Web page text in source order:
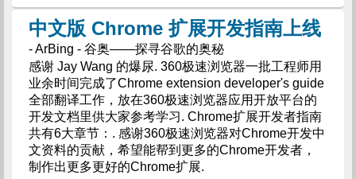
中文版 Chrome 扩展开发指南上线
- ArBing - 谷奥——探寻谷歌的奥秘
感谢 Jay Wang 的爆尿. 360极速浏览器一批工程师用
业余时间完成了Chrome extension developer's guide
全部翻译工作，放在360极速浏览器应用开放平台的
开发文档里供大家参考学习. Chrome扩展开发者指南
共有6大章节：. 感谢360极速浏览器对Chrome开发中
文资料的贡献，希望能帮到更多的Chrome开发者，
制作出更多更好的Chrome扩展.